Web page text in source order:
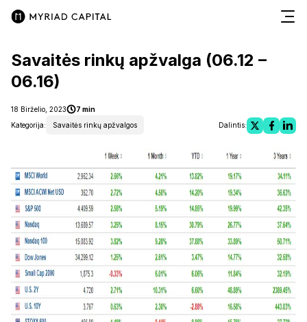
Savaitės rinkų apžvalga (06.12 –
06.16)
18 Birželio, 2023
7 min
Kategorija:
Savaitės rinkų apžvalgos Dalintis: